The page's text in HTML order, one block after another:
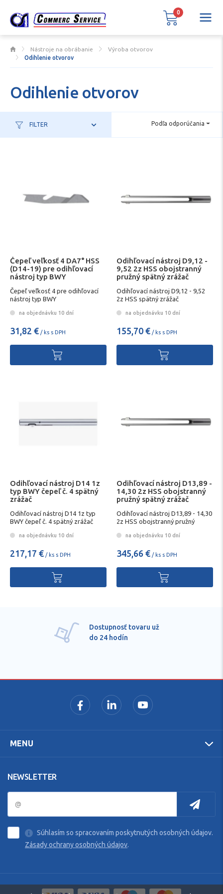
Nástroje na obrábanie
Výroba otvorov
Odihlenie otvorov
Odihlenie otvorov
FILTER Podľa odporúčania
Čepeľ veľkosť 4 DA7° HSS
(D14-19) pre odihľovací
nástroj typ BWY
Čepeľ veľkosť 4 pre odihľovací
nástroj typ BWY
na objednávku 10 dní
31,82 € / ks s DPH
Odihľovací nástroj D9,12 -
9,52 2z HSS obojstranný
pružný spätný zrážač
Odihľovací nástroj D9,12 - 9,52
2z HSS spätný zrážač
na objednávku 10 dní
155,70 € / ks s DPH
Odihľovací nástroj D14 1z
typ BWY čepeľ č. 4 spätný
zrážač
Odihľovací nástroj D14 1z typ
BWY čepeľ č. 4 spätný zrážač
na objednávku 10 dní
217,17 € / ks s DPH
Odihľovací nástroj D13,89 -
14,30 2z HSS obojstranný
pružný spätný zrážač
Odihľovací nástroj D13,89 - 14,30
2z HSS obojstranný pružný
na objednávku 10 dní
345,66 € / ks s DPH
Dostupnosť tovaru už
do 24 hodín
MENU
NEWSLETTER
Súhlasím so spracovaním poskytnutých osobných údajov.
Zásady ochrany osobných údajov.
0